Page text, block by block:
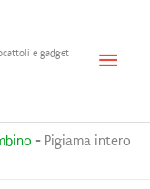
e gadget
Menu
- Pigiama intero